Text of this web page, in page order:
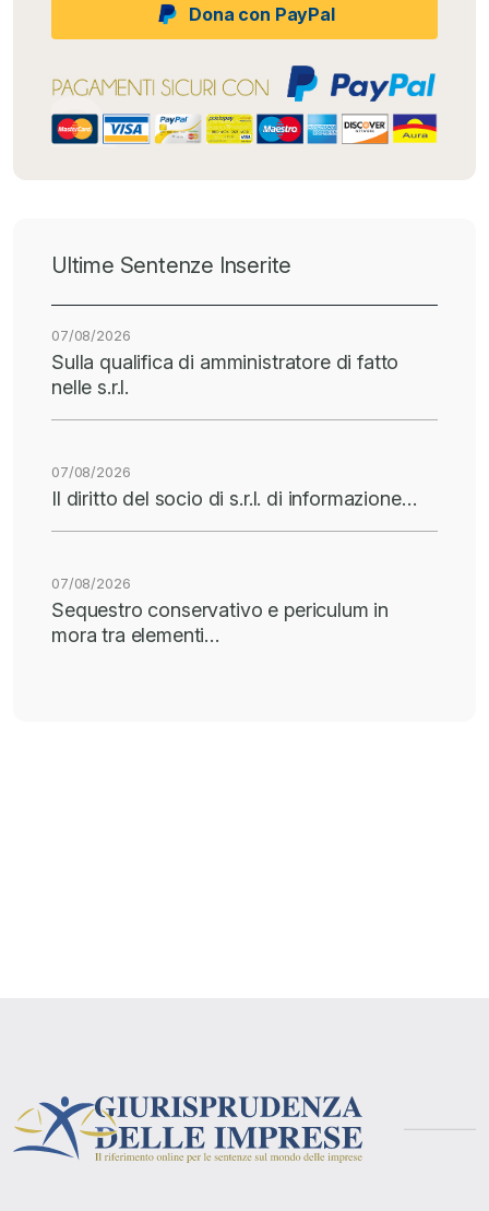
Dona con PayPal
Ultime Sentenze Inserite
07/08/2026
Sulla qualifica di amministratore di fatto
nelle s.r.l.
07/08/2026
Il diritto del socio di s.r.l. di informazione…
07/08/2026
Sequestro conservativo e periculum in
mora tra elementi…